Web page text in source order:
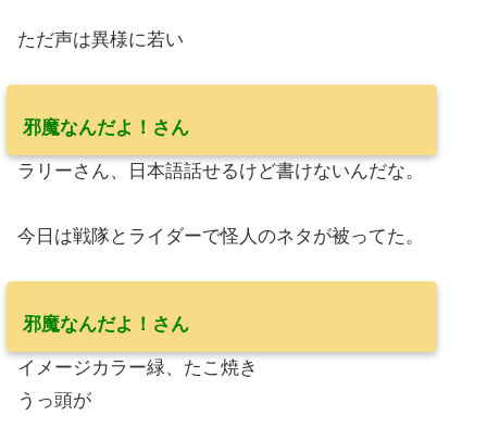
ただ声は異様に若い
邪魔なんだよ！さん
ラリーさん、日本語話せるけど書けないんだな。
今日は戦隊とライダーで怪人のネタが被ってた。
邪魔なんだよ！さん
イメージカラー緑、たこ焼き
うっ頭が